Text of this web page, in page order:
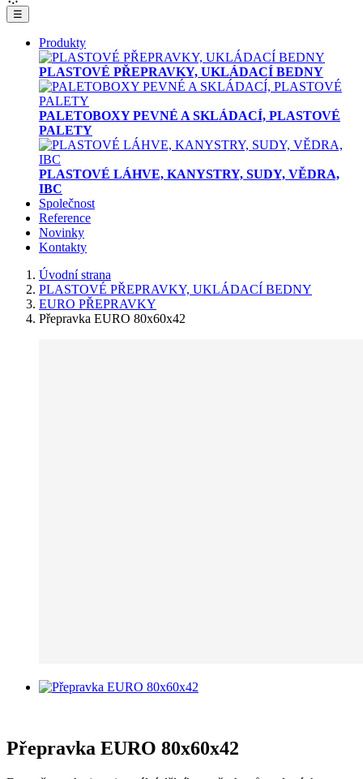
☰
Produkty
PLASTOVÉ PŘEPRAVKY, UKLÁDACÍ BEDNY
PALETOBOXY PEVNÉ A SKLÁDACÍ, PLASTOVÉ
PALETY
PLASTOVÉ LÁHVE, KANYSTRY, SUDY, VĚDRA,
IBC
Společnost
Reference
Novinky
Kontakty
Úvodní strana
PLASTOVÉ PŘEPRAVKY, UKLÁDACÍ BEDNY
EURO PŘEPRAVKY
Přepravka EURO 80x60x42
Přepravka EURO 80x60x42